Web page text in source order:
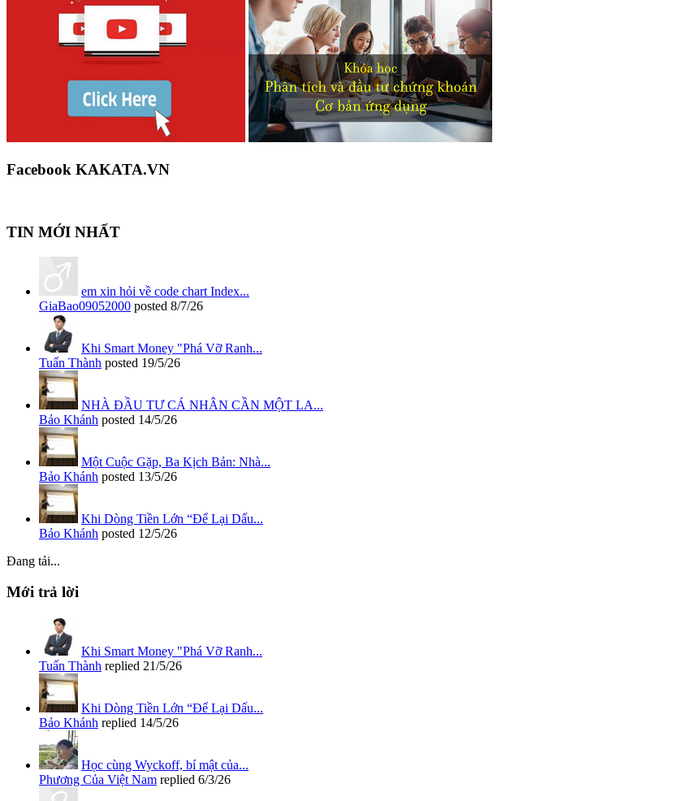
Facebook KAKATA.VN
TIN MỚI NHẤT
em xin hỏi về code chart Index...
GiaBao09052000 posted 8/7/26
Khi Smart Money "Phá Vỡ Ranh...
Tuấn Thành posted 19/5/26
NHÀ ĐẦU TƯ CÁ NHÂN CẦN MỘT LA...
Bảo Khánh posted 14/5/26
Một Cuộc Gặp, Ba Kịch Bản: Nhà...
Bảo Khánh posted 13/5/26
Khi Dòng Tiền Lớn “Để Lại Dấu...
Bảo Khánh posted 12/5/26
Đang tải...
Mới trả lời
Khi Smart Money "Phá Vỡ Ranh...
Tuấn Thành replied 21/5/26
Khi Dòng Tiền Lớn “Để Lại Dấu...
Bảo Khánh replied 14/5/26
Học cùng Wyckoff, bí mật của...
Phương Của Việt Nam replied 6/3/26